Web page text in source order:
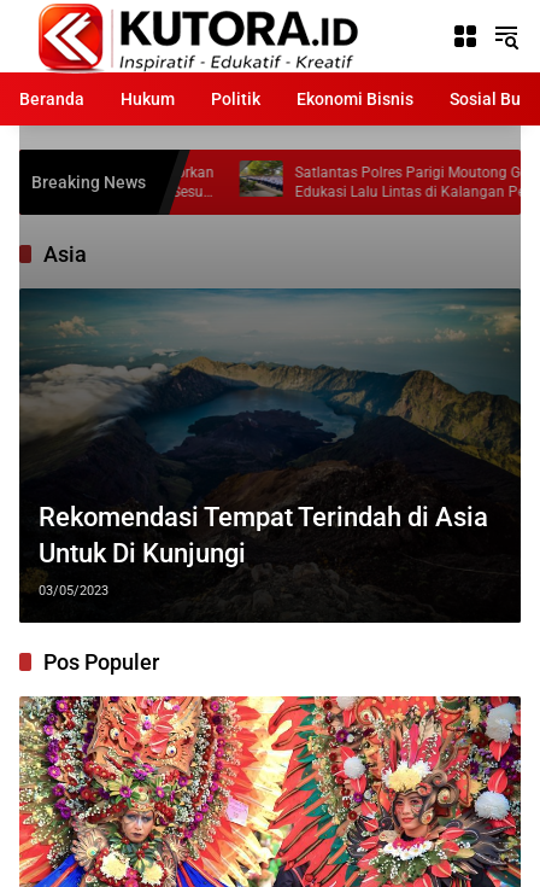
Langsung
konten
Beranda
Hukum Politik Ekonomi Bisnis Sosial
Breaking News
Laporkan
Tidak Sesuai
Satlantas Polres Parigi Moutong Gencarkan
Edukasi Lalu Lintas di Kalangan Pelajar
Asia
Rekomendasi Tempat Terindah di Asia
Untuk Di Kunjungi
03/05/2023
Pos Populer